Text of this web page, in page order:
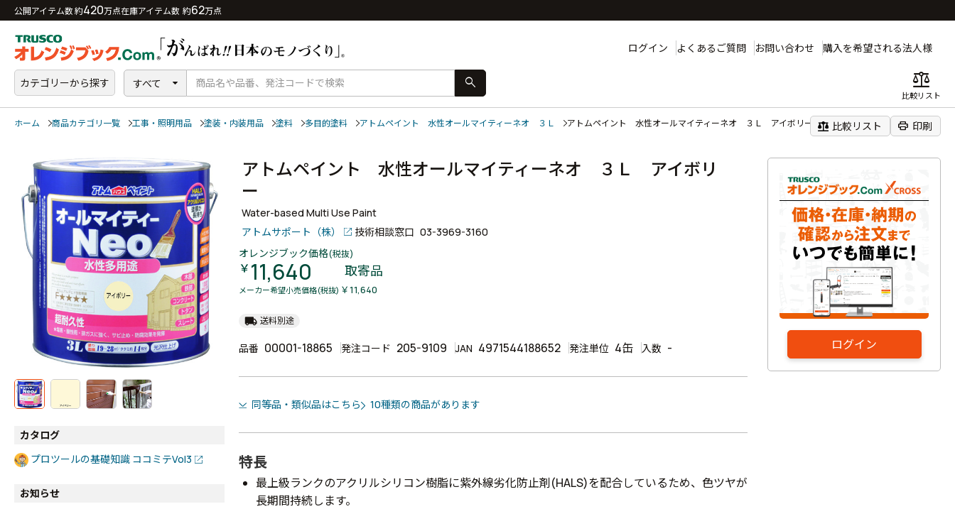
公開アイテム数 約420万点在庫アイテム数 約62万点
ログイン よくあるご質問 お問い合わせ 購入を希望される法人様
カテゴリーから探す すべて search balance
比較リスト
ホーム 商品カテゴリ一覧 工事・照明用品 塗装・内装用品 塗料 多目的塗料 アトムペイント 水性オールマイティーネオ ３Ｌ アトムペイント 水性オールマイティーネオ ３Ｌ アイボリーbalance 比較リスト print 印刷
ログイン
カタログ
プロツールの基礎知識 ココミテVol3
お知らせ
アトムペイント 水性オールマイティーネオ ３Ｌ アイボリ
ー
Water-based Multi Use Paint
アトムサポート（株）
技術相談窓口 03-3969-3160
オレンジブック価格(税抜)
￥ 11,640 取寄品
メーカー希望小売価格(税抜) ￥11,640
local_shipping 送料別途
品番 00001-18865 発注コード 205-9109 JAN 4971544188652 発注単位 4缶 入数 -
同等品・類似品はこちら 10種類の商品があります
特長
最上級ランクのアクリルシリコン樹脂に紫外線劣化防止剤(HALS)を配合しているため、色ツヤが
長期間持続します。